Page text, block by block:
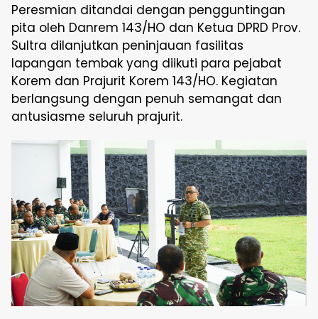
Peresmian ditandai dengan pengguntingan
pita oleh Danrem 143/HO dan Ketua DPRD Prov.
Sultra dilanjutkan peninjauan fasilitas
lapangan tembak yang diikuti para pejabat
Korem dan Prajurit Korem 143/HO. Kegiatan
berlangsung dengan penuh semangat dan
antusiasme seluruh prajurit.